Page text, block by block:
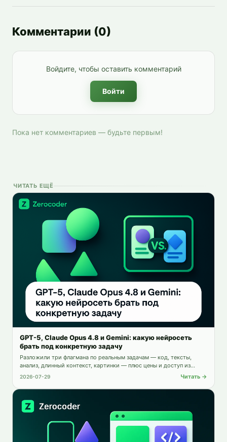
Комментарии (0)
Войдите, чтобы оставить комментарий
Войти
Пока нет комментариев — будьте первым!
ЧИТАТЬ ЕЩЁ
GPT-5, Claude Opus 4.8 и Gemini: какую нейросеть
брать под конкретную задачу
Разложили три флагмана по реальным задачам — код, тексты,
анализ, длинный контекст, картинки — плюс цены и доступ из
России.
2026-07-29 Читать →